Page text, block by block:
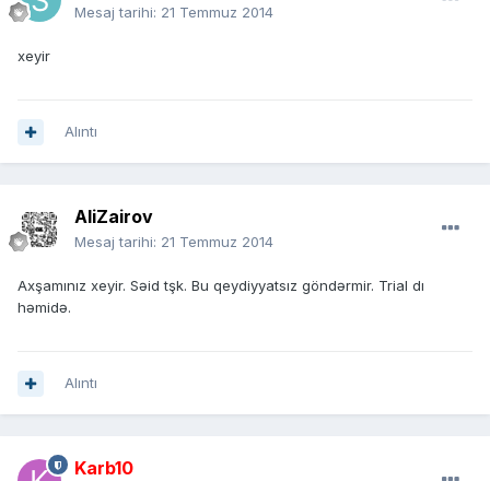
Mesaj tarihi: 21 Temmuz 2014
xeyir
Alıntı
AliZairov
Mesaj tarihi: 21 Temmuz 2014
Axşamınız xeyir. Səid tşk. Bu qeydiyyatsız göndərmir. Trial dı
həmidə.
Alıntı
Karb10